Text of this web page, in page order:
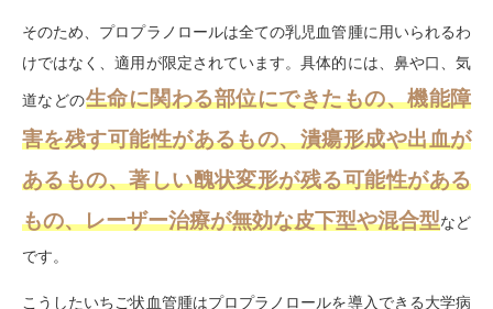
そのため、プロプラノロールは全ての乳児血管腫に用いられるわ
けではなく、適用が限定されています。具体的には、鼻や口、気
道などの生命に関わる部位にできたもの、機能障
害を残す可能性があるもの、潰瘍形成や出血が
あるもの、著しい醜状変形が残る可能性がある
もの、レーザー治療が無効な皮下型や混合型など
です。
こうしたいちご状血管腫はプロプラノロールを導入できる大学病